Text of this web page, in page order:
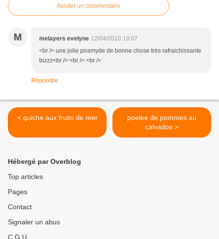
Ajouter un commentaire
M melayers evelyne 12/04/2010 18:07
<br /> une jolie piramyde de bonne chose trés rafraichissante
bizzz<br /> <br /> <br />
Répondre
< quiche aux fruits de mer
poelee de pommes au
calvados >
Hébergé par Overblog
Top articles
Pages
Contact
Signaler un abus
C.G.U.